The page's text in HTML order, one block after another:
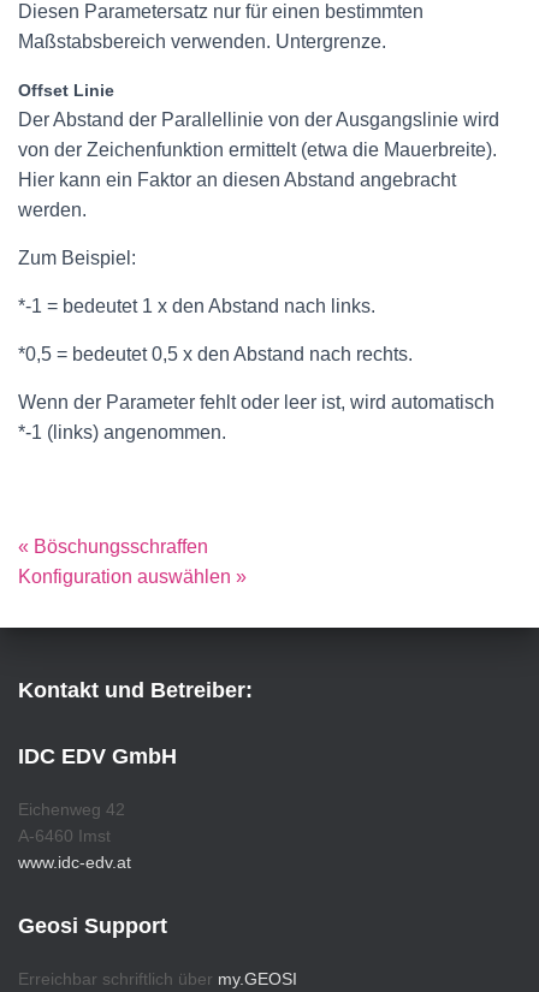
Diesen Parametersatz nur für einen bestimmten
Maßstabsbereich verwenden. Untergrenze.
Offset Linie
Der Abstand der Parallellinie von der Ausgangslinie wird
von der Zeichenfunktion ermittelt (etwa die Mauerbreite).
Hier kann ein Faktor an diesen Abstand angebracht
werden.
Zum Beispiel:
*-1 = bedeutet 1 x den Abstand nach links.
*0,5 = bedeutet 0,5 x den Abstand nach rechts.
Wenn der Parameter fehlt oder leer ist, wird automatisch
*-1 (links) angenommen.
« Böschungsschraffen
Konfiguration auswählen »
Kontakt und Betreiber:
IDC EDV GmbH
Eichenweg 42
A-6460 Imst
www.idc-edv.at
Geosi Support
Erreichbar schriftlich über my.GEOSI